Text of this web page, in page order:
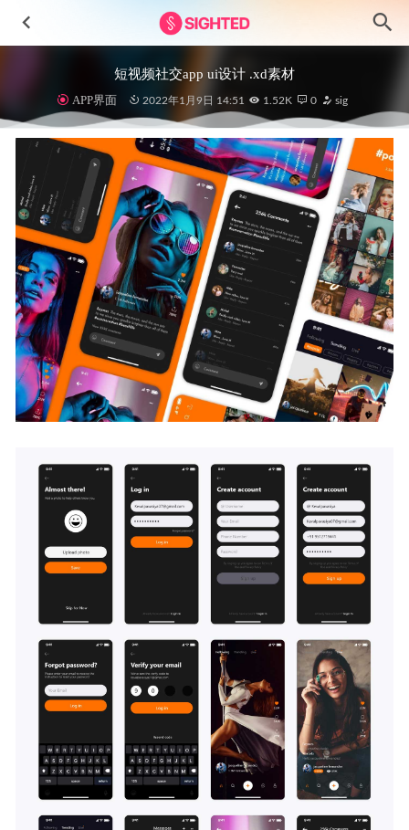
短视频社交app ui设计 .xd素材
APP界面 2022年1月9日 14:51 1.52K 0 sig
iOS UI Kit – 260+ app ui页面 明暗2种风格 .xd .fig .sketch
.psd素材
2021-01-18
金融支付钱包app ui设计 .fig素材
2022-04-12
macOS Big Sur UI Kit .fig素材 2021-03-18
任务管理saas服务ui设计 .fig .sketch .xd素材 2021-10-25
3D电商插画设计素材blender源文件 2023-07-08